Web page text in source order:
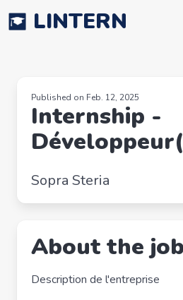
LINTERN
Published on Feb. 12, 2025
Internship -
Sopra Steria
About the job
Description de l'entreprise